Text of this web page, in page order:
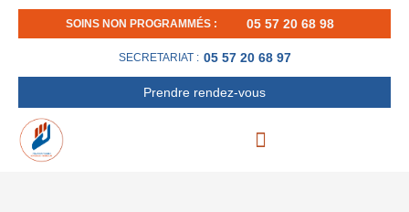
Aller
SOINS NON PROGRAMMÉS : 05 57 20 68 98
SECRETARIAT : 05 57 20 68 97
Prendre rendez-vous